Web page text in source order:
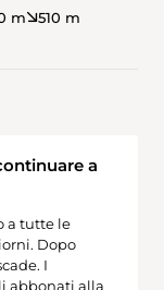
m
510 m
a
a tutte le
Dopo
I
abbonati alla